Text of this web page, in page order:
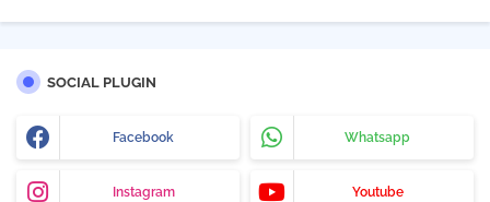
SOCIAL PLUGIN
Facebook Whatsapp
Instagram Youtube